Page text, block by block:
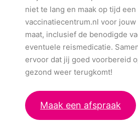
niet te lang en maak op tijd een
vaccinatiecentrum.nl voor
maat, inclusief de benodigde
eventuele reismedicatie.
ervoor dat jij goed voorbereid
gezond weer terugkomt!
Maak een afspraak